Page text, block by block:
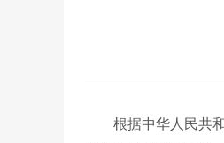
根据中华人民共和